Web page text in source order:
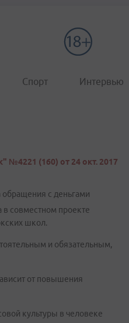
Спорт Интервью
№4221 (160) от 24 окт. 2017
обращения с деньгами
в совместном проекте
школ.
и обязательным,
от повышения
культуры в человеке